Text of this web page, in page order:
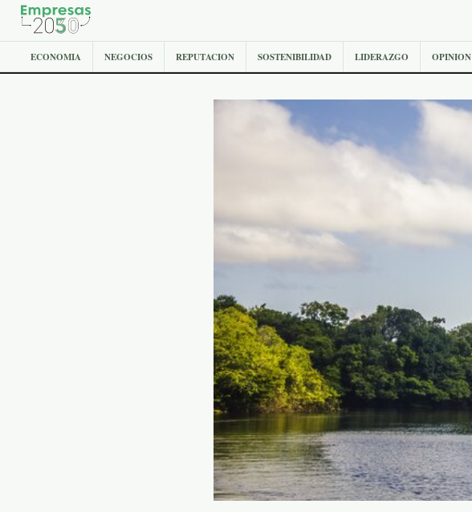
ECONOMIA NEGOCIOS REPUTACION SOSTENIBILIDAD LIDERAZGO OPINION